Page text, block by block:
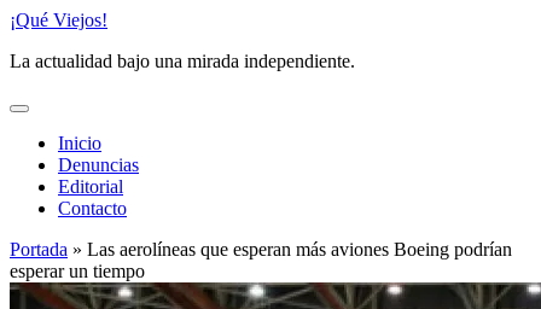
Saltar
contenido
¡Qué Viejos!
La actualidad bajo una mirada independiente.
Inicio
Denuncias
Editorial
Contacto
Portada » Las aerolíneas que esperan más aviones Boeing podrían
esperar un tiempo